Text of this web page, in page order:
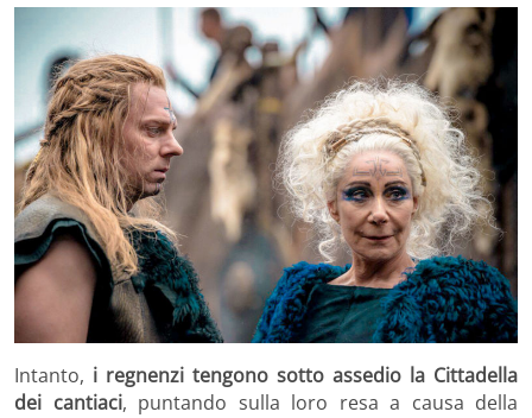
Intanto, i regnenzi tengono sotto assedio la Cittadella
dei cantiaci, puntando sulla loro resa a causa della